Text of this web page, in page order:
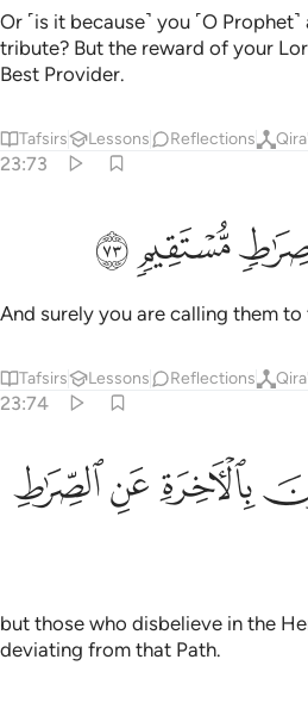
Or ˹is it because˺ you ˹O
tribute? But the reward of your
Best Provider.
Tafsirs Lessons Reflections
23:73
٧٣
٧٣
ﳒﳓ
And surely you are calling them
Tafsirs Lessons Reflections
23:74
لناكبون ٧٤
عَنِ ٱلصِّرَٰطِ لَنَـٰكِبُونَ ٧٤
ﳘﳙﳚ
but those who disbelieve in the
deviating from that Path.